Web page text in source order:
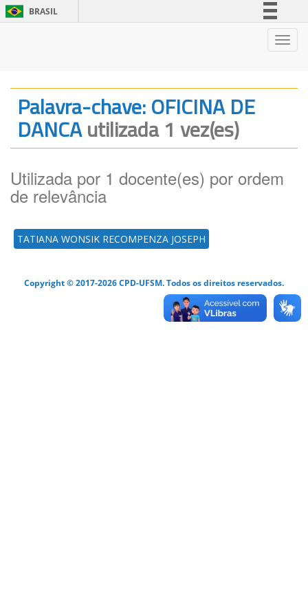
BRASIL
Legislação
Canais
Palavra-chave: OFICINA DE
DANCAutilizada 1 vez(es)
Utilizada por 1 docente(es) por ordem
de relevância
TATIANA WONSIK RECOMPENZA JOSEPH
Copyright © 2017-2026 CPD-UFSM. Todos os direitos reservados.